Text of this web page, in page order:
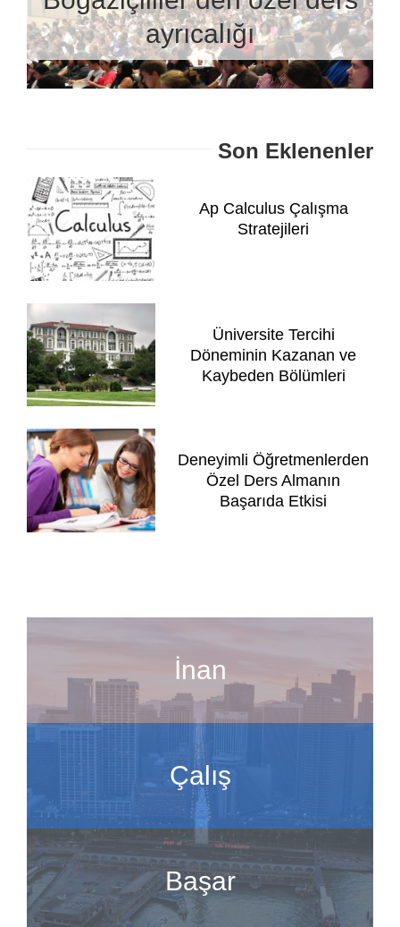
ayrıcalığı
Son Eklenenler
Ap Calculus Çalışma
Stratejileri
Üniversite Tercihi
Döneminin Kazanan ve
Kaybeden Bölümleri
Deneyimli Öğretmenlerden
Özel Ders Almanın
Başarıda Etkisi
İnan
Çalış
Başar